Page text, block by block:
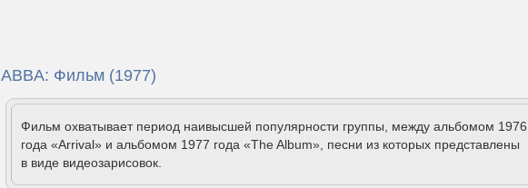
ABBA: Фильм (1977)
Фильм охватывает период наивысшей популярности группы, между альбомом 1976
года «Arrival» и альбомом 1977 года «The Album», песни из которых представлены
в виде видеозарисовок.